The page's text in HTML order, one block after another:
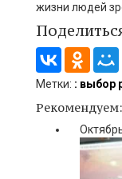
жизни людей
Метки: : выбор
Рекомендуем: